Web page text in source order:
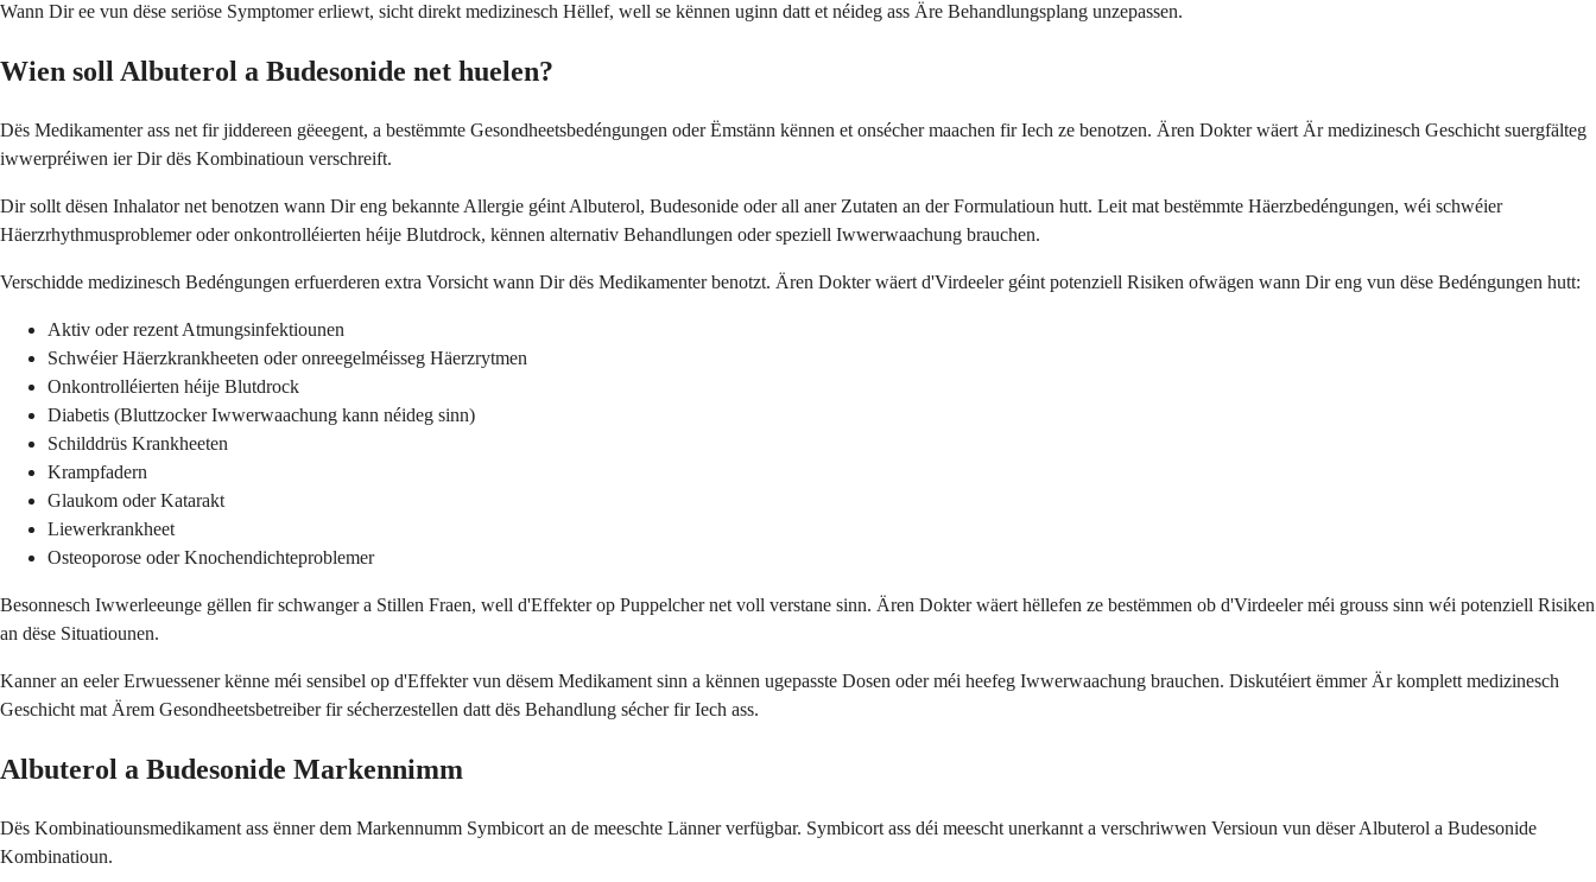
Wann Dir ee vun dëse seriöse Symptomer erliewt, sicht direkt medizinesch Hëllef, well se kënnen uginn datt et néideg ass Äre Behandlungsplang unzepassen.
Wien soll Albuterol a Budesonide net huelen?
Dës Medikamenter ass net fir jiddereen gëeegent, a bestëmmte Gesondheetsbedéngungen oder Ëmstänn kënnen et onsécher maachen fir Iech ze benotzen. Ären Dokter wäert Är medizinesch Geschicht suergfälteg
iwwerpréiwen ier Dir dës Kombinatioun verschreift.
Dir sollt dësen Inhalator net benotzen wann Dir eng bekannte Allergie géint Albuterol, Budesonide oder all aner Zutaten an der Formulatioun hutt. Leit mat bestëmmte Häerzbedéngungen, wéi schwéier
Häerzrhythmusproblemer oder onkontrolléierten héije Blutdrock, kënnen alternativ Behandlungen oder speziell Iwwerwaachung brauchen.
Verschidde medizinesch Bedéngungen erfuerderen extra Vorsicht wann Dir dës Medikamenter benotzt. Ären Dokter wäert d'Virdeeler géint potenziell Risiken ofwägen wann Dir eng vun dëse Bedéngungen hutt:
Aktiv oder rezent Atmungsinfektiounen
Schwéier Häerzkrankheeten oder onreegelméisseg Häerzrytmen
Onkontrolléierten héije Blutdrock
Diabetis (Bluttzocker Iwwerwaachung kann néideg sinn)
Schilddrüs Krankheeten
Krampfadern
Glaukom oder Katarakt
Liewerkrankheet
Osteoporose oder Knochendichteproblemer
Besonnesch Iwwerleeunge gëllen fir schwanger a Stillen Fraen, well d'Effekter op Puppelcher net voll verstane sinn. Ären Dokter wäert hëllefen ze bestëmmen ob d'Virdeeler méi grouss sinn wéi potenziell Risiken
an dëse Situatiounen.
Kanner an eeler Erwuessener kënne méi sensibel op d'Effekter vun dësem Medikament sinn a kënnen ugepasste Dosen oder méi heefeg Iwwerwaachung brauchen. Diskutéiert ëmmer Är komplett medizinesch
Geschicht mat Ärem Gesondheetsbetreiber fir sécherzestellen datt dës Behandlung sécher fir Iech ass.
Albuterol a Budesonide Markennimm
Dës Kombinatiounsmedikament ass ënner dem Markennumm Symbicort an de meeschte Länner verfügbar. Symbicort ass déi meescht unerkannt a verschriwwen Versioun vun dëser Albuterol a Budesonide
Kombinatioun.